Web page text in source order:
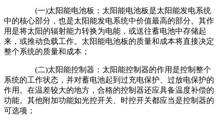
(一)太阳能电池板：太阳能电池板是太阳能发电系统
中的核心部分，也是太阳能发电系统中价值最高的部分。其作
用是将太阳的辐射能力转换为电能，或送往蓄电池中存储起
来，或推动负载工作。太阳能电池板的质量和成本将直接决定
整个系统的质量和成本；
(二)太阳能控制器：太阳能控制器的作用是控制整个
系统的工作状态，并对蓄电池起到过充电保护、过放电保护的
作用。在温差较大的地方，合格的控制器还应具备温度补偿的
功能。其他附加功能如光控开关、时控开关都应当是控制器的
可选项；